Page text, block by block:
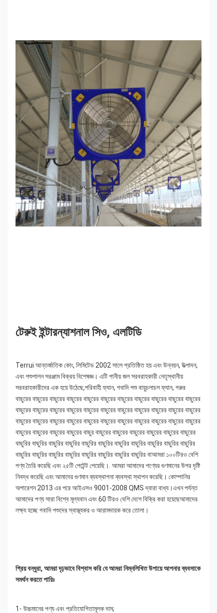
টেরুই ইন্টারন্যাশনাল সিও, এলটিডি
Terrui আন্তর্জাতিক কোং, লিমিটেড 2002 সালে প্রতিষ্ঠিত হয় এবং উন্নয়ন, উত্পাদন,
এবং পশুপালন সরঞ্জাম বিক্রয় বিশেষজ্ঞ। এটি পানীয় জল সরবরাহকারী নেতৃস্থানীয়
সরবরাহকারীদের এক হয়ে উঠেছে,পরিবাহী ফ্যান, গবাদি পশু বায়ুচলাচল ফ্যান, গরুর
বাছুরের বাছুরের বাছুরের বাছুরের বাছুরের বাছুরের বাছুরের বাছুরের বাছুরের বাছুরের বাছুরের
বাছুরের বাছুরের বাছুরের বাছুরের বাছুরের বাছুরের বাছুরের বাছুরের বাছুরের বাছুরের বাছুরের
বাছুরের বাছুরের বাছুরের বাছুরের বাছুরের বাছুরের বাছুরের বাছুরের বাছুরের বাছুরের বাছুরের
বাছুরের বাছুরের বাছুরের বাছুরের বাছুর বাছুরের বাছুরের বাছুরের বাছুরের বাছুরের বাছুরের
বাছুরির বাছুরির বাছুরির বাছুরির বাছুরির বাছুরির বাছুরির বাছুরির বাছুরির বাছুরির বাছুরির
বাছুরির বাছুরির বাছুরির বাছুরির বাছুরির বাছুরির বাছুরির বাছুরির বাআমরা ১০০টিরও বেশি
পণ্য তৈরি করেছি এবং ২৫টি পেটেন্ট পেয়েছি।. আমরা আমাদের পণ্যের গুণমানের উপর দৃষ্টি
নিবদ্ধ করেছি এবং আমাদের গুণমান ব্যবস্থাপনা ব্যবস্থা স্থাপন করেছি। কোম্পানির
অপারেশন 2013 এর পরে আইএসও 9001-2008 QMS দ্বারা বাধ্য।এখন পর্যন্ত
আমাদের পণ্য সারা বিশ্বে মূল্যবান এবং 60 টিরও বেশি দেশে বিক্রি করা হয়েছেআমাদের
লক্ষ্য হচ্ছে গবাদি পশুদের স্বাস্থ্যকর ও আরামদায়ক করে তোলা।
প্রিয় বন্ধুরা, আমরা দৃঢ়ভাবে বিশ্বাস করি যে আমরা নিম্নলিখিত উপায়ে আপনার ব্যবসাকে
সমর্থন করতে পারিঃ
1- উচ্চমানের পণ্য এবং প্রতিযোগিতামূলক দাম;